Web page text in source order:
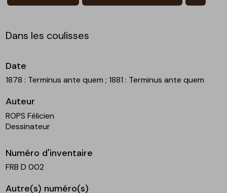
Dans les coulisses
Date
1878 : Terminus ante quem; 1881 : Terminus ante quem
Auteur
ROPS Félicien
Dessinateur
Numéro d'inventaire
FRB D 002
Autre(s) numéro(s)